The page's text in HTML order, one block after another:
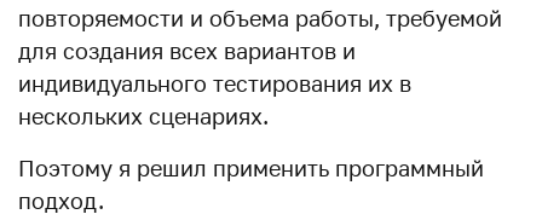
повторяемости и объема работы, требуемой
для создания всех вариантов и
индивидуального тестирования их в
нескольких сценариях.
Поэтому я решил применить программный
подход.